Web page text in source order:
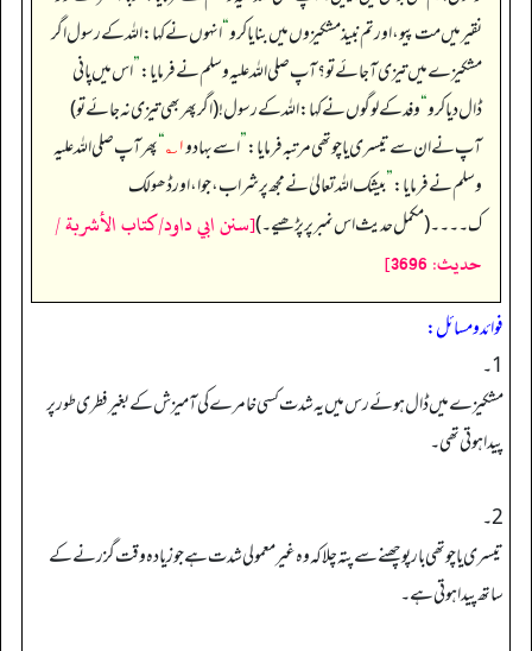
نقیر میں مت پیو، اور تم نبیذ مشکیزوں میں بنایا کرو“انہوں نے کہا: اللہ کے رسول اگر
مشکیزے میں تیزی آ جائے تو؟ آپ صلی اللہ علیہ وسلم نے فرمایا:”اس میں پانی
ڈال دیا کرو“وفد کے لوگوں نے کہا: اللہ کے رسول! (اگر پھر بھی تیزی نہ جائے تو)
آپ نے ان سے تیسری یا چوتھی مرتبہ فرمایا:”اسے بہا دو۱؎ “پھر آپ صلی اللہ علیہ
وسلم نے فرمایا:”بیشک اللہ تعالیٰ نے مجھ پر شراب، جوا، اور ڈھولک
ک۔۔۔۔ (مکمل حدیث اس نمبر پر پڑھیے۔)[سنن ابي داود/كتاب الأشربة /
حدیث: 3696]
فوائد ومسائل:
1۔
مشکیزےمیں ڈال ہوئے رس میں یہ شدت کسی خامرے کی آمیزش کے بغیر فطری طور پر
پیدا ہوتی تھی۔
2۔
تیسری یا چوتھی بار پوچھنے سے پتہ چلا کہ وہ غیرمعمولی شدت ہے جو زیادہ وقت گزرنے کے
ساتھ پیدا ہوتی ہے۔